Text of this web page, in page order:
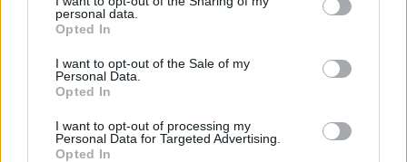
personal data.
Opted In
I want to opt-out of the Sale of my
Personal Data.
Opted In
I want to opt-out of processing my
Personal Data for Targeted Advertising.
Opted In